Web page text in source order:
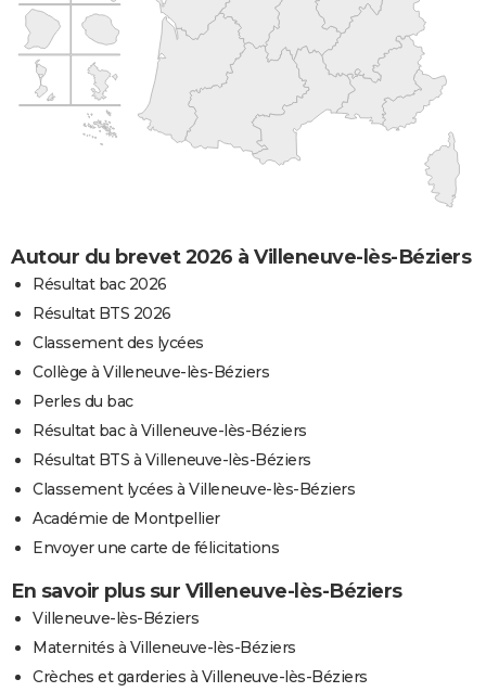
Autour du brevet 2026 à Villeneuve-lès-Béziers
Résultat bac 2026
Résultat BTS 2026
Classement des lycées
Collège à Villeneuve-lès-Béziers
Perles du bac
Résultat bac à Villeneuve-lès-Béziers
Résultat BTS à Villeneuve-lès-Béziers
Classement lycées à Villeneuve-lès-Béziers
Académie de Montpellier
Envoyer une carte de félicitations
En savoir plus sur Villeneuve-lès-Béziers
Villeneuve-lès-Béziers
Maternités à Villeneuve-lès-Béziers
Crèches et garderies à Villeneuve-lès-Béziers